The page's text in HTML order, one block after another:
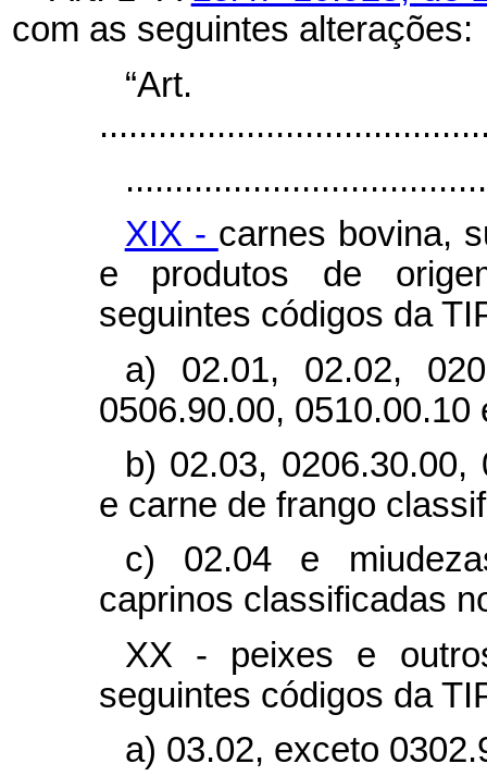
com as seguintes alterações:
XIX - carnes bovina,
e produtos de
seguintes códigos da
a) 02.01, 02.02,
0506.90.00, 0510.00.10
b) 02.03,
e carne de frango
c) 02.04 e
caprinos classificadas
XX - peixes e
seguintes códigos da
a) 03.02, exceto